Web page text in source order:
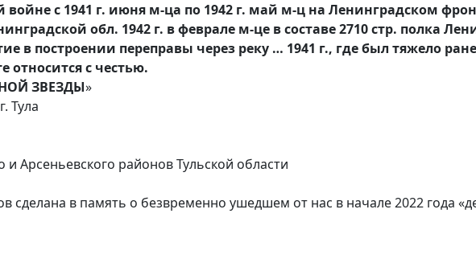
с 1941 г. июня м-ца по 1942 г. май м-ц на Ленинградском
обл. 1942 г. в феврале м-це в составе 2710 стр. полка
в построении переправы через реку … 1941 г., где был тяжело
относится с честью.
ЗВЕЗДЫ»
Тула
Арсеньевского районов Тульской области
сделана в память о безвременно ушедшем от нас в начале 2022 года